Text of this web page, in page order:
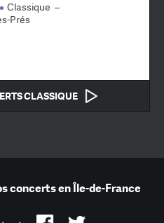
Classique –
Prés
CLASSIQUE
concerts en Île-de-France